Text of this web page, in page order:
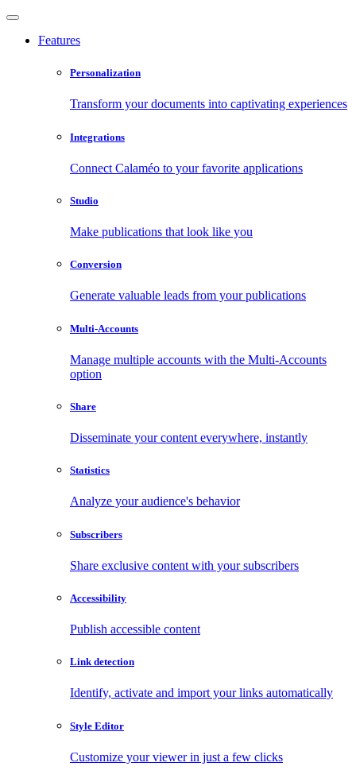
Features
Personalization
Transform your documents into captivating experiences
Integrations
Connect Calaméo to your favorite applications
Studio
Make publications that look like you
Conversion
Generate valuable leads from your publications
Multi-Accounts
Manage multiple accounts with the Multi-Accounts
option
Share
Disseminate your content everywhere, instantly
Statistics
Analyze your audience's behavior
Subscribers
Share exclusive content with your subscribers
Accessibility
Publish accessible content
Link detection
Identify, activate and import your links automatically
Style Editor
Customize your viewer in just a few clicks